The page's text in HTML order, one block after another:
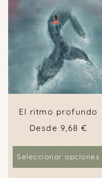
El ritmo profundo
Desde 9,68 €
Seleccionar opciones